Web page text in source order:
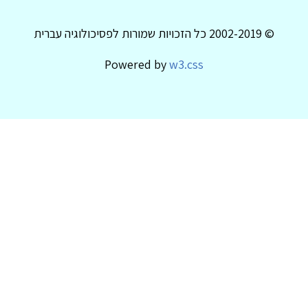
© 2002-2019 כל הזכויות שמורות לפסיכולוגיה עברית
Powered byw3.css